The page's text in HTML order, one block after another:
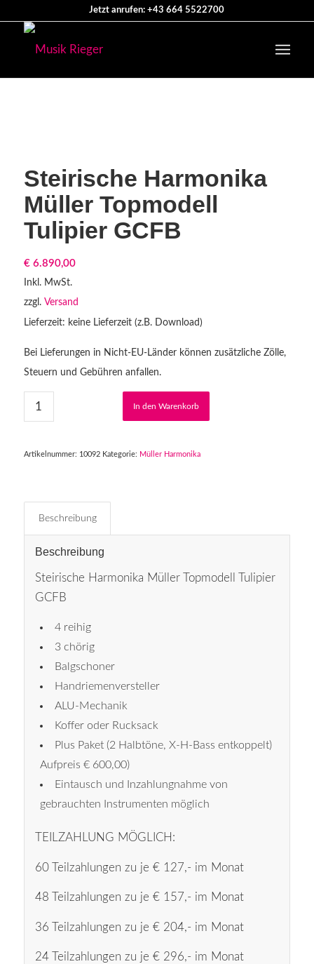
Jetzt anrufen: +43 664 5522700
Steirische Harmonika
Müller Topmodell
Tulipier GCFB
€6.890,00
Inkl. MwSt.
zzgl. Versand
Lieferzeit: keine Lieferzeit (z.B. Download)
Bei Lieferungen in Nicht-EU-Länder können zusätzliche Zölle,
Steuern und Gebühren anfallen.
In den Warenkorb
Artikelnummer: 10092 Kategorie: Müller Harmonika
Beschreibung
Beschreibung
Steirische Harmonika Müller Topmodell Tulipier
GCFB
4 reihig
3 chörig
Balgschoner
Handriemenversteller
ALU-Mechanik
Koffer oder Rucksack
Plus Paket (2 Halbtöne, X-H-Bass entkoppelt)
Aufpreis € 600,00)
Eintausch und Inzahlungnahme von
gebrauchten Instrumenten möglich
TEILZAHLUNG MÖGLICH:
60 Teilzahlungen zu je € 127,- im Monat
48 Teilzahlungen zu je € 157,- im Monat
36 Teilzahlungen zu je € 204,- im Monat
24 Teilzahlungen zu je € 296,- im Monat